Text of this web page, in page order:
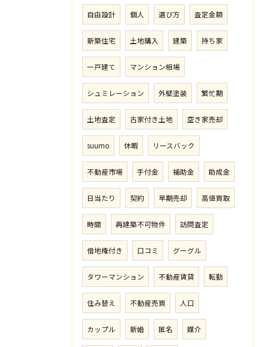
自由設計 個人 選び方 査定金額
新築住宅 土地購入 建築 持ち家
一戸建て マンション相場
シュミレーション 外壁塗装 繁忙期
土地査定 古家付き土地 空き家売却
suumo 休暇 リースバック
不動産市場 手付金 補助金 助成金
日当たり 契約 早期売却 高値買取
時間 再建築不可物件 訪問査定
借地権付き 口コミ グーグル
タワーマンション 不動産賃貸 転勤
住み替え 不動産売買 人口
カップル 新婚 匿名 媒介